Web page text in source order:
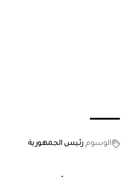
الوسوم رئيس الجمهورية